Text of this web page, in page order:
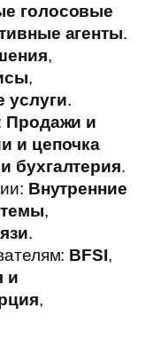
голосовые
агенты.
,
,
услуги.
Продажи и
и цепочка
бухгалтерия.
Внутренние
,
.
BFSI,
и
,